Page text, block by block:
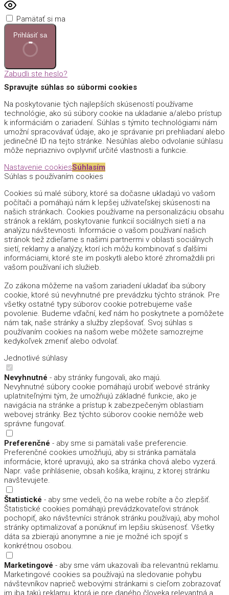
Pamätať si ma
Prihlásiť sa
Zabudli ste heslo?
Spravujte súhlas so súbormi cookies
Na poskytovanie tých najlepších skúseností používame
technológie, ako sú súbory cookie na ukladanie a/alebo prístup
k informáciám o zariadení. Súhlas s týmito technológiami nám
umožní spracovávať údaje, ako je správanie pri prehliadaní alebo
jedinečné ID na tejto stránke. Nesúhlas alebo odvolanie súhlasu
môže nepriaznivo ovplyvniť určité vlastnosti a funkcie.
Nastavenie cookiesSúhlasím
Súhlas s používaním cookies
Cookies sú malé súbory, ktoré sa dočasne ukladajú vo vašom
počítači a pomáhajú nám k lepšej užívateľskej skúsenosti na
našich stránkach. Cookies používame na personalizáciu obsahu
stránok a reklám, poskytovanie funkcií sociálnych sietí a na
analýzu návštevnosti. Informácie o vašom používaní našich
stránok tiež zdieľame s našimi partnermi v oblasti sociálnych
sietí, reklamy a analýzy, ktorí ich môžu kombinovať s ďalšími
informáciami, ktoré ste im poskytli alebo ktoré zhromaždili pri
vašom používaní ich služieb.
Zo zákona môžeme na vašom zariadení ukladať iba súbory
cookie, ktoré sú nevyhnutné pre prevádzku týchto stránok. Pre
všetky ostatné typy súborov cookie potrebujeme vaše
povolenie. Budeme vďační, keď nám ho poskytnete a pomôžete
nám tak, naše stránky a služby zlepšovať. Svoj súhlas s
používaním cookies na našom webe môžete samozrejme
kedykoľvek zmeniť alebo odvolať.
Jednotlivé súhlasy
Nevyhnutné - aby stránky fungovali, ako majú.
Nevyhnutné súbory cookie pomáhajú urobiť webové stránky
uplatniteľnými tým, že umožňujú základné funkcie, ako je
navigácia na stránke a prístup k zabezpečeným oblastiam
webovej stránky. Bez týchto súborov cookie nemôže web
správne fungovať.
Preferenčné - aby sme si pamätali vaše preferencie.
Preferenčné cookies umožňujú, aby si stránka pamätala
informácie, ktoré upravujú, ako sa stránka chová alebo vyzerá.
Napr. vaše prihlásenie, obsah košíka, krajinu, z ktorej stránku
navštevujete.
Štatistické - aby sme vedeli, čo na webe robíte a čo zlepšiť.
Štatistické cookies pomáhajú prevádzkovateľovi stránok
pochopiť, ako návštevníci stránok stránku používajú, aby mohol
stránky optimalizovať a ponúknuť im lepšiu skúsenosť. Všetky
dáta sa zbierajú anonymne a nie je možné ich spojiť s
konkrétnou osobou.
Marketingové - aby sme vám ukazovali iba relevantnú reklamu.
Marketingové cookies sa používajú na sledovanie pohybu
návštevníkov naprieč webovými stránkami s cieľom zobrazovať
im iba takú reklamu, ktorá je pre daného človeka relevantná a